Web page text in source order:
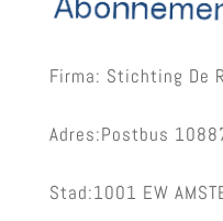
Firma: Stichting De
Adres:Postbus
Stad:1001 EW